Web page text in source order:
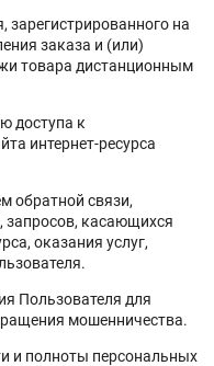
на
заказа и (или)
товара дистанционным
доступа к
интернет-ресурса
обратной связи,
запросов, касающихся
оказания услуг,
Пользователя для
мошенничества.
и полноты персональных